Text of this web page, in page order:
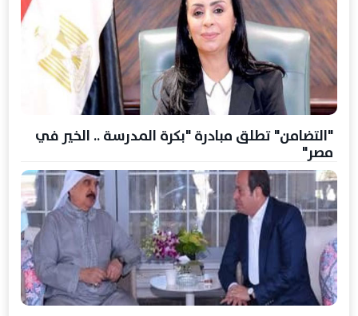
"التضامن" تطلق مبادرة "بكرة المدرسة .. الخير في
مصر"